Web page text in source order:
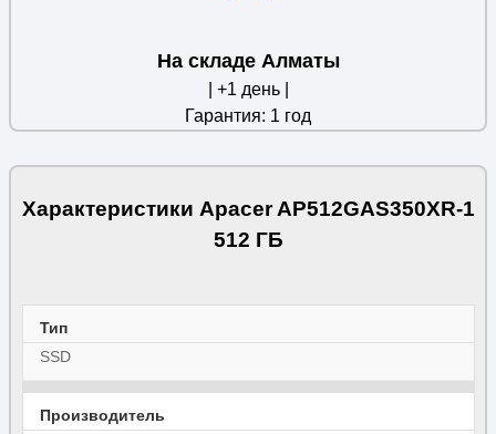
На складе Алматы
| +1 день |
Гарантия: 1 год
Характеристики Apacer AP512GAS350XR-1
512 ГБ
Тип
SSD
Производитель